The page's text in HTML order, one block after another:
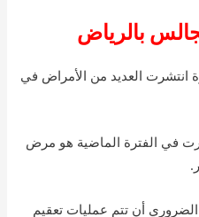
بالرياض
انتشرت العديد من الأمراض في
في الفترة الماضية هو مرض
أن تتم عمليات تعقيم